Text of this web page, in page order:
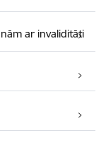
ar invaliditāti